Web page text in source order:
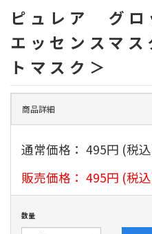
ピュレア グロ
エッセンスマ
トマスク＞
商品詳細
通常価格： 495円 (税
販売価格： 495円 (税
数量